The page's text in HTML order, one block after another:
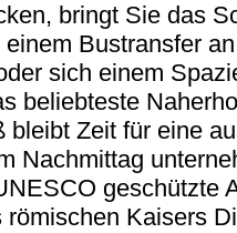
bringt Sie das
Bustransfer
sich einem
beliebteste
bleibt Zeit für eine
Nachmittag
geschützte
römischen Kaisers